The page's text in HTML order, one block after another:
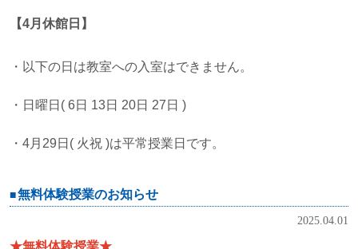
【4月休館日】
・以下の日は教室への入室はできません。
・日曜日( 6日 13日 20日 27日 )
・4月29日( 火祝 )は平常授業日です。
無料体験授業のお知らせ
2025.04.01
★無料体験授業★